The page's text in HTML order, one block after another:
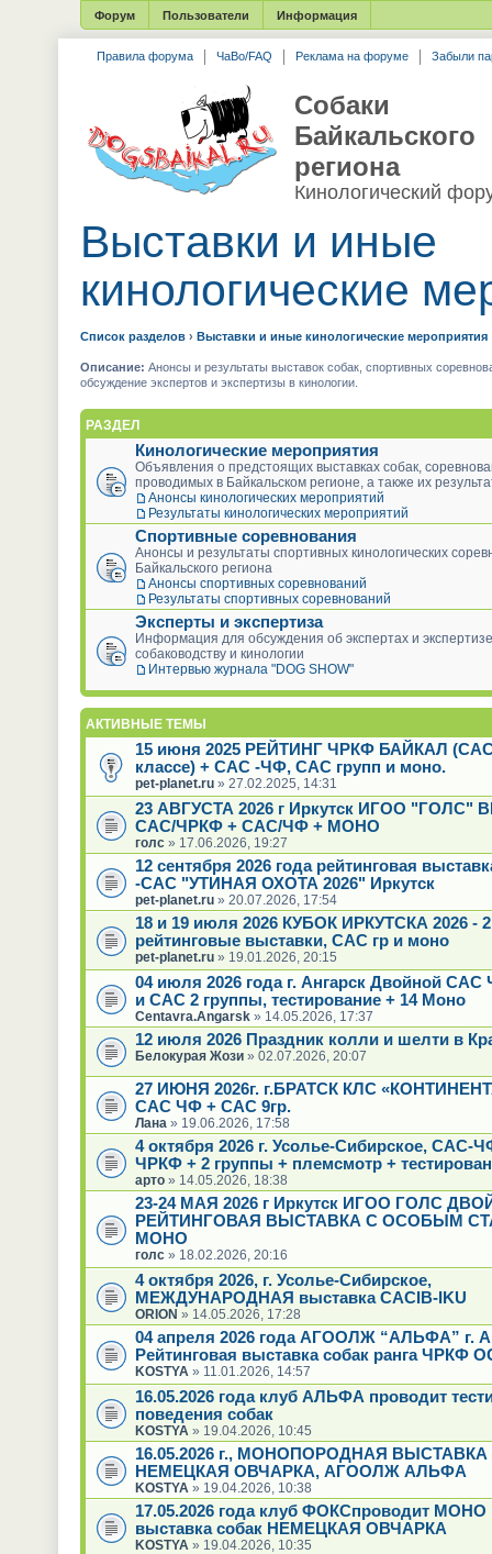
Форум Пользователи Информация
Правила форума ЧаВо/FAQ Реклама на форуме Забыли
Собаки
Байкальского
региона
Кинологический
Выставки и иные
кинологические
Список разделов › Выставки и иные кинологические мероприятия
Описание: Анонсы и результаты выставок собак, спортивных
обсуждение экспертов и экспертизы в кинологии.
РАЗДЕЛ
Кинологические мероприятия
Объявления о предстоящих выставках собак,
проводимых в Байкальском регионе, а также их
Анонсы кинологических мероприятий
Результаты кинологических мероприятий
Спортивные соревнования
Анонсы и результаты спортивных кинологических
Байкальского региона
Анонсы спортивных соревнований
Результаты спортивных соревнований
Эксперты и экспертиза
Информация для обсуждения об экспертах и
собаководству и кинологии
Интервью журнала "DOG SHOW"
АКТИВНЫЕ ТЕМЫ
15 июня 2025 РЕЙТИНГ ЧРКФ БАЙКАЛ
классе) + САС -ЧФ, САС групп и моно.
pet-planet.ru» 27.02.2025, 14:31
23 АВГУСТА 2026 г Иркутск ИГОО "ГОЛС"
САС/ЧРКФ + САС/ЧФ + МОНО
голс» 17.06.2026, 19:27
12 сентября 2026 года рейтинговая
-САС "УТИНАЯ ОХОТА 2026" Иркутск
pet-planet.ru» 20.07.2026, 17:54
18 и 19 июля 2026 КУБОК ИРКУТСКА 2026 - 2
рейтинговые выставки, САС гр и моно
pet-planet.ru» 19.01.2026, 20:15
04 июля 2026 года г. Ангарск Двойной
и САС 2 группы, тестирование + 14 Моно
Centavra.Angarsk» 14.05.2026, 17:37
12 июля 2026 Праздник колли и шелти в
Белокурая Жози» 02.07.2026, 20:07
27 ИЮНЯ 2026г. г.БРАТСК КЛС
САС ЧФ + САС 9гр.
Лана » 19.06.2026, 17:58
4 октября 2026 г. Усолье-Сибирское, САС-
ЧРКФ + 2 группы + племсмотр +
арто» 14.05.2026, 18:38
23-24 МАЯ 2026 г Иркутск ИГОО ГОЛС
РЕЙТИНГОВАЯ ВЫСТАВКА С ОСОБЫМ
МОНО
голс» 18.02.2026, 20:16
4 октября 2026, г. Усолье-Сибирское,
МЕЖДУНАРОДНАЯ выставка CACIB-IKU
ORION » 14.05.2026, 17:28
04 апреля 2026 года АГООЛЖ “АЛЬФА” г.
Рейтинговая выставка собак ранга ЧРКФ
KOSTYA » 11.01.2026, 14:57
16.05.2026 года клуб АЛЬФА проводит
поведения собак
KOSTYA » 19.04.2026, 10:45
16.05.2026 г., МОНОПОРОДНАЯ ВЫСТАВКА
НЕМЕЦКАЯ ОВЧАРКА, АГООЛЖ АЛЬФА
KOSTYA » 19.04.2026, 10:38
17.05.2026 года клуб ФОКСпроводит МОНО
выставка собак НЕМЕЦКАЯ ОВЧАРКА
KOSTYA » 19.04.2026, 10:35